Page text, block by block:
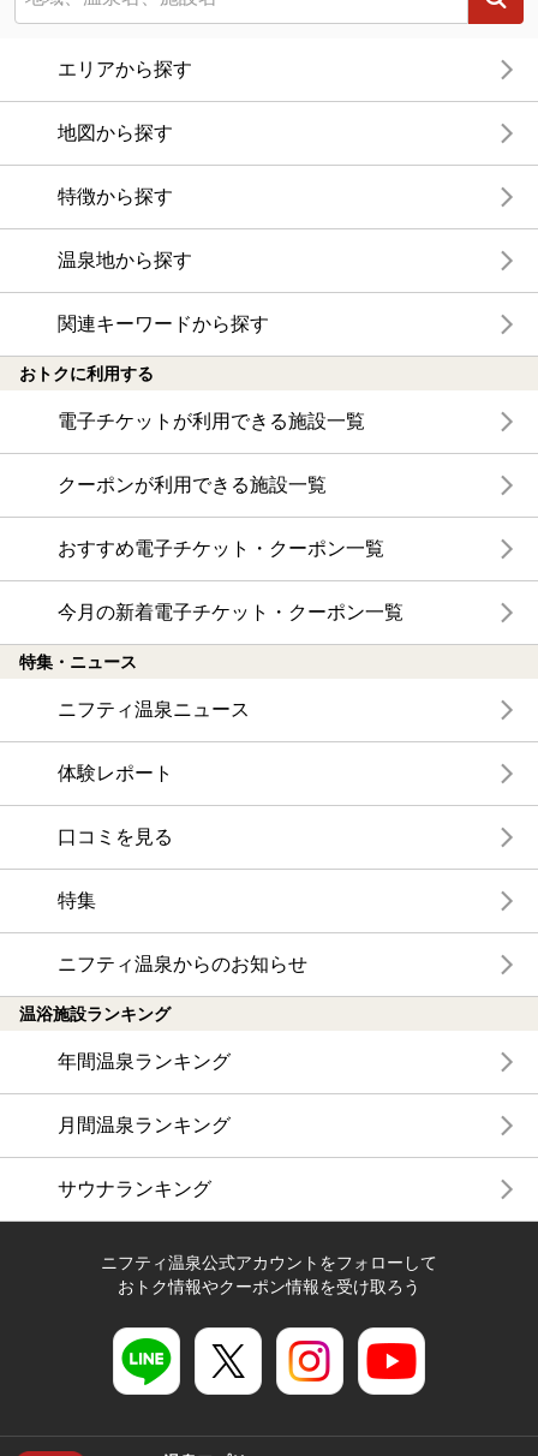
エリアから探す
地図から探す
特徴から探す
温泉地から探す
関連キーワードから探す
おトクに利用する
電子チケットが利用できる施設一覧
クーポンが利用できる施設一覧
おすすめ電子チケット・クーポン一覧
今月の新着電子チケット・クーポン一覧
特集・ニュース
ニフティ温泉ニュース
体験レポート
口コミを見る
特集
ニフティ温泉からのお知らせ
温浴施設ランキング
年間温泉ランキング
月間温泉ランキング
サウナランキング
ニフティ温泉公式アカウントをフォローして
おトク情報やクーポン情報を受け取ろう